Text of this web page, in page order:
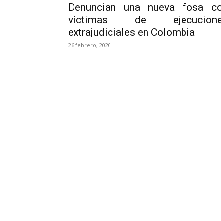
Denuncian una nueva fosa
víctimas de
extrajudiciales en Colombia
26 febrero, 2020